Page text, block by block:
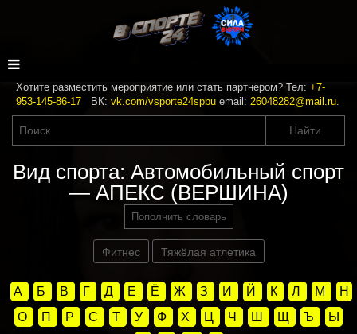
Хотите разместить мероприятие или стать партнёром? Тел: +7-
953-145-86-17 ВК: vk.com/vsporte24spbu email: 26048282@mail.ru.
Вид спорта: Автомобильный спорт
— АПЕКС (ВЕРШИНА)
Пополнить словарь
Фитнес Тяжёлая атлетика
А Б В Г Д Е Ё Ж З И Й К Л М
Н
О
П Р С Т У Ф Х Ц Ч Ш Щ Ъ
Ы